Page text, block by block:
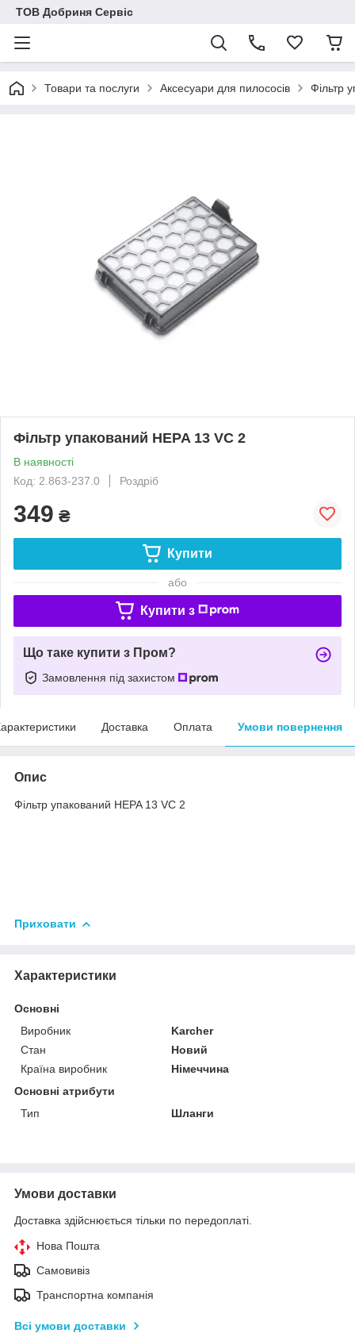
ТОВ Добриня Сервіс
Товари та послуги Аксесуари для пилососів Фільтр
Фільтр упакований HEPA 13 VC 2
В наявності
Код: 2.863-237.0
Роздріб
349 ₴
Купити
або
Купити з
Що таке купити з Пром?
Замовлення під захистом
Доставка Оплата Умови повернення
Опис
Фільтр упакований HEPA 13 VC 2
Приховати
Характеристики
Основні
Виробник
Karcher
Стан
Новий
Країна виробник
Німеччина
Основні атрибути
Тип
Шланги
Умови доставки
Доставка здійснюється тільки по передоплаті.
Нова Пошта
Самовивіз
Транспортна компанія
Всі умови доставки